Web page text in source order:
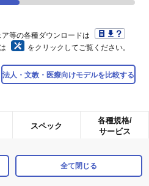
等の各種ダウンロードは
をクリックしてご覧ください。
法人・文教・医療向けモデルを比較する
スペック
各種規格/
サービス
全て閉じる